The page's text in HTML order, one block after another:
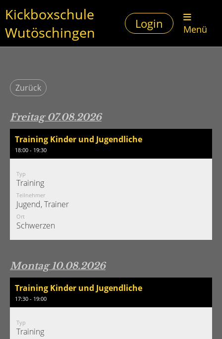
Kickboxschule
Wutöschingen
Login Menü
Zurück
Freitag 07.08.2026
Training Kinder und Jugendliche
18:00 - 19:30
Typ
Training
Teilnehmer
Jugend, Trainer
Ort
Schwerzen
Montag 10.08.2026
Training Kinder und Jugendliche
17:30 - 19:00
Typ
Training